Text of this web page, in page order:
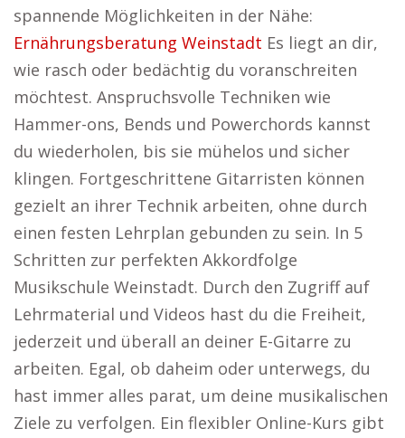
spannende Möglichkeiten in der Nähe:
Ernährungsberatung Weinstadt Es liegt an dir,
wie rasch oder bedächtig du voranschreiten
möchtest. Anspruchsvolle Techniken wie
Hammer-ons, Bends und Powerchords kannst
du wiederholen, bis sie mühelos und sicher
klingen. Fortgeschrittene Gitarristen können
gezielt an ihrer Technik arbeiten, ohne durch
einen festen Lehrplan gebunden zu sein. In 5
Schritten zur perfekten Akkordfolge
Musikschule Weinstadt. Durch den Zugriff auf
Lehrmaterial und Videos hast du die Freiheit,
jederzeit und überall an deiner E-Gitarre zu
arbeiten. Egal, ob daheim oder unterwegs, du
hast immer alles parat, um deine musikalischen
Ziele zu verfolgen. Ein flexibler Online-Kurs gibt